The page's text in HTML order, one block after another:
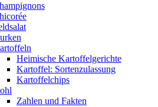
Heimische Kartoffelgerichte
Kartoffel: Sortenzulassung
Kartoffelchips
Zahlen und Fakten